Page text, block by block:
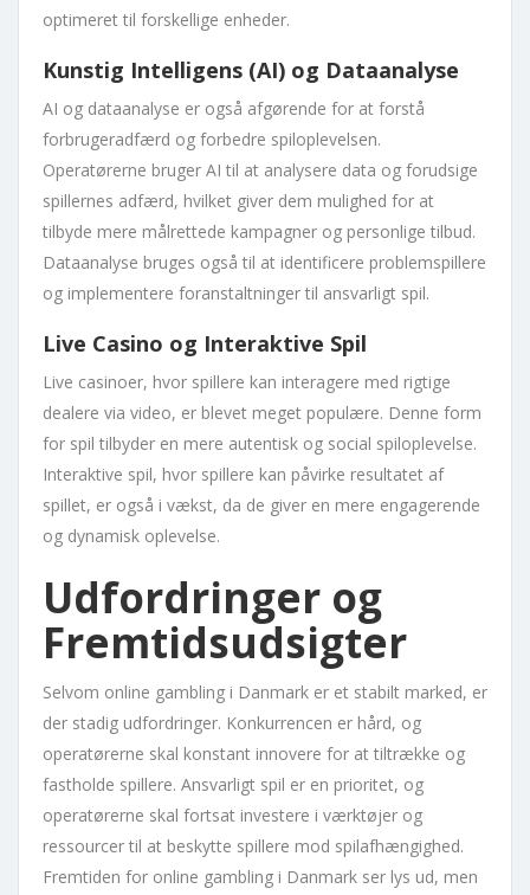
optimeret til forskellige enheder.
Kunstig Intelligens (AI) og Dataanalyse
AI og dataanalyse er også afgørende for at forstå
forbrugeradfærd og forbedre spiloplevelsen.
Operatørerne bruger AI til at analysere data og forudsige
spillernes adfærd, hvilket giver dem mulighed for at
tilbyde mere målrettede kampagner og personlige tilbud.
Dataanalyse bruges også til at identificere problemspillere
og implementere foranstaltninger til ansvarligt spil.
Live Casino og Interaktive Spil
Live casinoer, hvor spillere kan interagere med rigtige
dealere via video, er blevet meget populære. Denne form
for spil tilbyder en mere autentisk og social spiloplevelse.
Interaktive spil, hvor spillere kan påvirke resultatet af
spillet, er også i vækst, da de giver en mere engagerende
og dynamisk oplevelse.
Udfordringer og
Fremtidsudsigter
Selvom online gambling i Danmark er et stabilt marked, er
der stadig udfordringer. Konkurrencen er hård, og
operatørerne skal konstant innovere for at tiltrække og
fastholde spillere. Ansvarligt spil er en prioritet, og
operatørerne skal fortsat investere i værktøjer og
ressourcer til at beskytte spillere mod spilafhængighed.
Fremtiden for online gambling i Danmark ser lys ud, men